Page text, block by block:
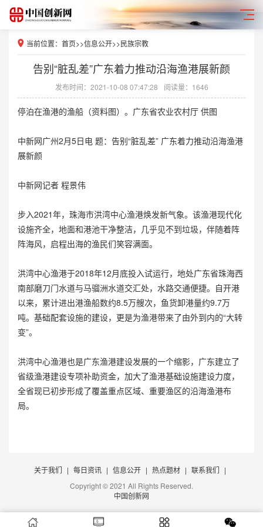
当前位置： 首页>>信息公开>>民族宗教
告别“脏乱差”广东着力推动沿海渔港展新颜
发布时间：2021-10-08 07:47:28 阅读量：1646
停泊在渔港的渔船（资料图）。广东省农业农村厅 供图
中新网广州2月5日电 题：告别“脏乱差” 广东着力推动沿海渔港
展新颜
中新网记者 程景伟
步入2021年，珠海市洪湾中心渔港焕发新气象。该渔港现代化
设施齐全，地面和港池干净整洁，几乎见不到垃圾，伴随着阵
阵海风，启程出海的渔民们笑容满面。
洪湾中心渔港于2018年12月底投入试运行，地处广东省珠海西
南部磨刀门水道与马骝洲水道交汇处，水路交通便捷。自开港
以来，累计进出港渔船数约8.5万艘次，鱼货卸港量约9.7万
吨。基础配套设施的建设，更是为渔港带来了由外到内的“大转
变”。
洪湾中心渔港也是广东渔港建设发展的一个缩影，广东建立了
省级渔港建设专项补助资金，加大了渔港基础设施建设力度，
全省现已初步形成了覆盖重点区域、重要渔区的沿海渔港布
局。
关于我们 | 每日资讯 | 信息公开 | 热点题材 | 联系我们 |
Copyright © 2021 All Rights Reserved.
中国创新网